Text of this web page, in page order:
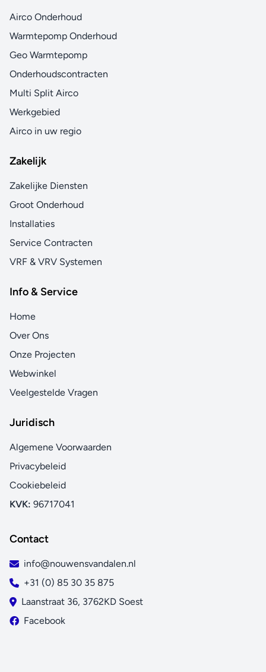
Airco Onderhoud
Warmtepomp Onderhoud
Geo Warmtepomp
Onderhoudscontracten
Multi Split Airco
Werkgebied
Airco in uw regio
Zakelijk
Zakelijke Diensten
Groot Onderhoud
Installaties
Service Contracten
VRF & VRV Systemen
Info & Service
Home
Over Ons
Onze Projecten
Webwinkel
Veelgestelde Vragen
Juridisch
Algemene Voorwaarden
Privacybeleid
Cookiebeleid
KVK: 96717041
Contact
info@nouwensvandalen.nl
+31 (0) 85 30 35 875
Laanstraat 36, 3762KD Soest
Facebook